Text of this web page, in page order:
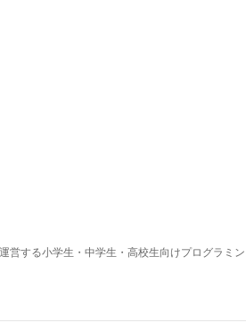
営する小学生・中学生・高校生向けプログラミ